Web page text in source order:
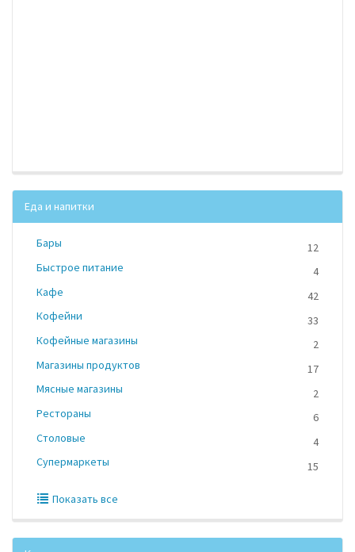
Еда и напитки
Бары
12
Быстрое питание
4
Кафе
42
Кофейни
33
Кофейные магазины
2
Магазины продуктов
17
Мясные магазины
2
Рестораны
6
Столовые
4
Супермаркеты
15
Показать все